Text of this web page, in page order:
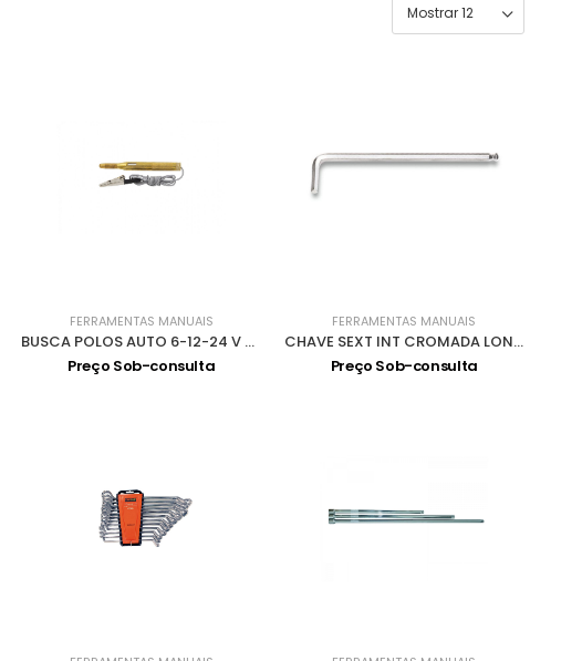
FERRAMENTAS MANUAIS
BUSCA POLOS AUTO 6-12-24 V 9607
Preço Sob-consulta
FERRAMENTAS MANUAIS
CHAVE SEXT INT CROMADA LONGA BOLA 1,5 96 LBP
Preço Sob-consulta